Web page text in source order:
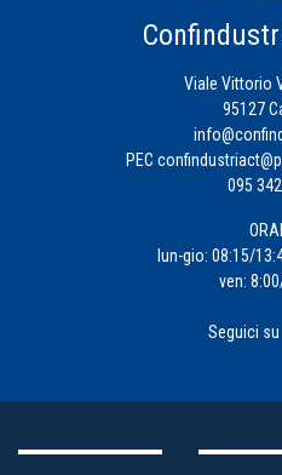
Viale Vittorio
95127
PEC
095
lun-gio: 08:15/
ven:
Seguici su